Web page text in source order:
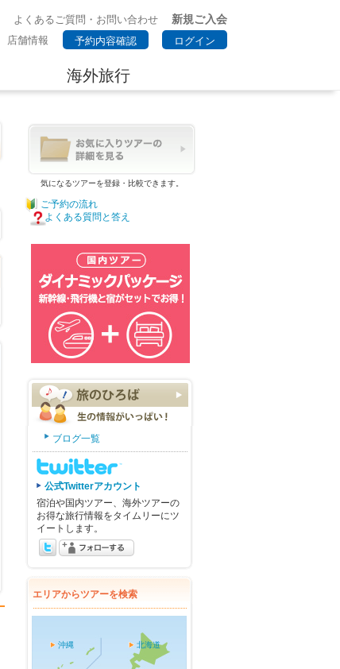
よくあるご質問・お問い合わせ
新規ご入会
店舗情報 予約内容確認 ログイン
海外旅行
気になるツアーを登録・比較できます。
ご予約の流れ
よくある質問と答え
ブログ一覧
公式Twitterアカウント
宿泊や国内ツアー、海外ツアーの
お得な旅行情報をタイムリーにツ
イートします。
エリアからツアーを検索
北海道
沖縄